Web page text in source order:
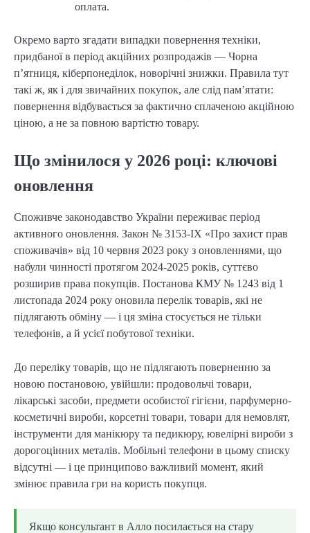
оплата.
Окремо варто згадати випадки повернення техніки,
придбаної в період акційних розпродажів — Чорна
п’ятниця, кіберпонеділок, новорічні знижки. Правила тут
такі ж, як і для звичайних покупок, але слід пам’ятати:
повернення відбувається за фактично сплаченою акційною
ціною, а не за повною вартістю товару.
Що змінилося у 2026 році: ключові
оновлення
Споживче законодавство України переживає період
активного оновлення. Закон № 3153-IX «Про захист прав
споживачів» від 10 червня 2023 року з оновленнями, що
набули чинності протягом 2024-2025 років, суттєво
розширив права покупців. Постанова КМУ № 1243 від 1
листопада 2024 року оновила перелік товарів, які не
підлягають обміну — і ця зміна стосується не тільки
телефонів, а й усієї побутової техніки.
До переліку товарів, що не підлягають поверненню за
новою постановою, увійшли: продовольчі товари,
лікарські засоби, предмети особистої гігієни, парфумерно-
косметичні вироби, корсетні товари, товари для немовлят,
інструменти для манікюру та педикюру, ювелірні вироби з
дорогоцінних металів. Мобільні телефони в цьому списку
відсутні — і це принципово важливий момент, який
змінює правила гри на користь покупця.
Якщо консультант в Алло посилається на стару